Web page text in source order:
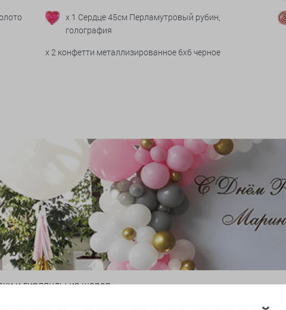
x 1 Сердце 45см Перламутровый рубин,
голография
x 2 конфетти металлизированное 6х6 черное
и гирлянды из шаров